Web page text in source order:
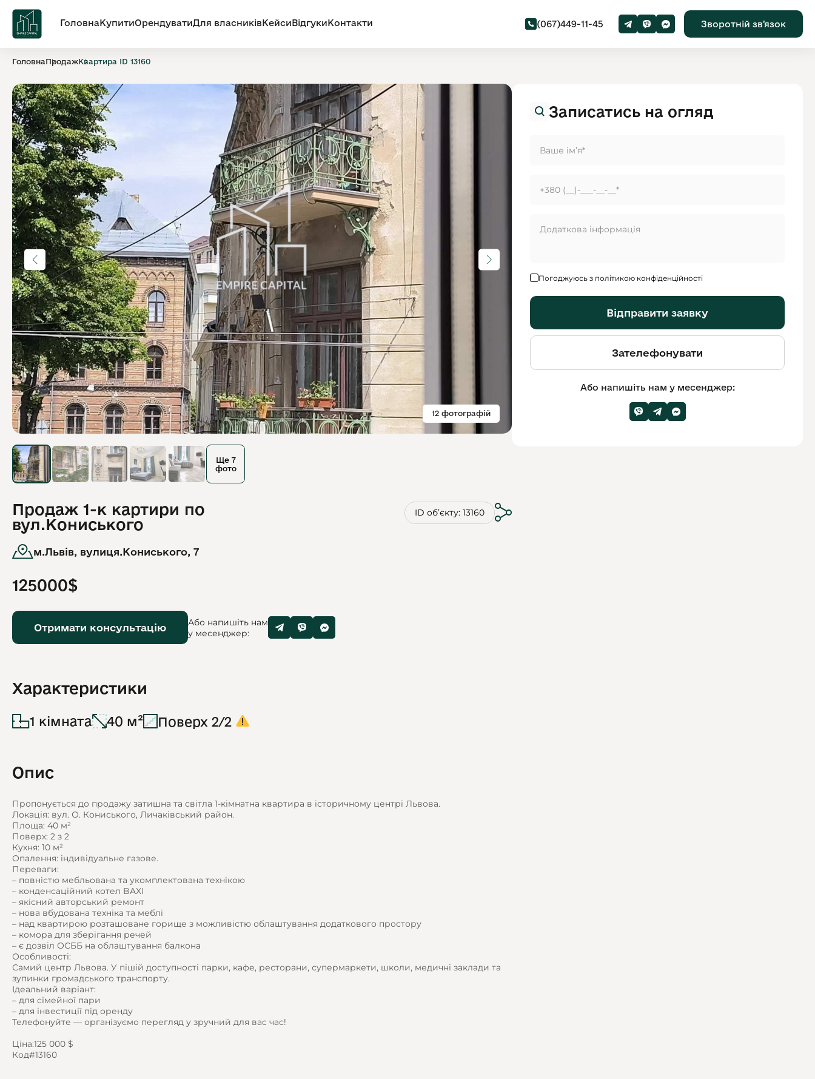
ГоловнаКупитиОрендуватиДля власниківКейсиВідгукиКонтакти (067)449-11-45 Зворотній звʼязок
ГоловнаПродажКвартира ID 13160
12 фотографій
Ще 7
фото
Продаж 1-к картири по
вул.Кониського
м.Львів, вулиця.Кониського, 7
ID обʼєкту: 13160
125000$
Отримати консультацію
Або напишіть нам
у месенджер:
Характеристики
1 кімната 40 м² Поверх 2/2
Опис
Пропонується до продажу затишна та світла 1-кімнатна квартира в історичному центрі Львова.
Локація: вул. О. Кониського, Личаківський район.
Площа: 40 м²
Поверх: 2 з 2
Кухня: 10 м²
Опалення: індивідуальне газове.
Переваги:
– повністю мебльована та укомплектована технікою
– конденсаційний котел BAXI
– якісний авторський ремонт
– нова вбудована техніка та меблі
– над квартирою розташоване горище з можливістю облаштування додаткового простору
– комора для зберігання речей
– є дозвіл ОСББ на облаштування балкона
Особливості:
Самий центр Львова. У пішій доступності парки, кафе, ресторани, супермаркети, школи, медичні заклади та
зупинки громадського транспорту.
Ідеальний варіант:
– для сімейної пари
– для інвестиції під оренду
Телефонуйте — організуємо перегляд у зручний для вас час!
Ціна:125 000 $
Код#13160
Записатись на огляд
Погоджуюсь з політикою конфіденційності
Відправити заявку
Зателефонувати
Або напишіть нам у месенджер: